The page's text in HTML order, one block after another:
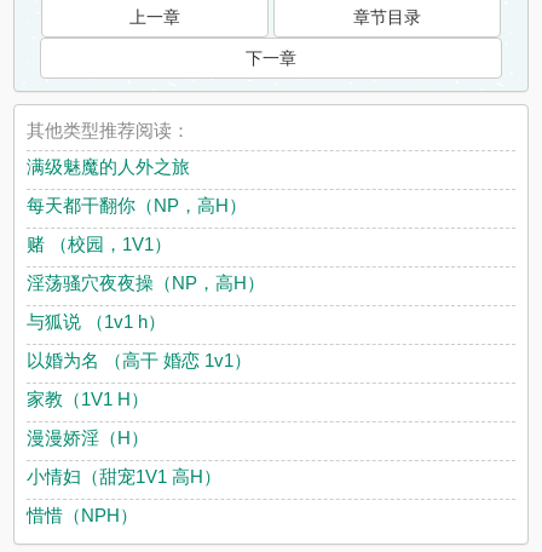
上一章 章节目录
下一章
其他类型推荐阅读：
满级魅魔的人外之旅
每天都干翻你（NP，高H）
赌 （校园，1V1）
淫荡骚穴夜夜操（NP，高H）
与狐说 （1v1 h）
以婚为名 （高干 婚恋 1v1）
家教（1V1 H）
漫漫娇淫（H）
小情妇（甜宠1V1 高H）
惜惜（NPH）